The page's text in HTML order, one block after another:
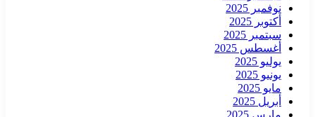
نوفمبر 2025
أكتوبر 2025
سبتمبر 2025
أغسطس 2025
يوليو 2025
يونيو 2025
مايو 2025
أبريل 2025
مارس 2025